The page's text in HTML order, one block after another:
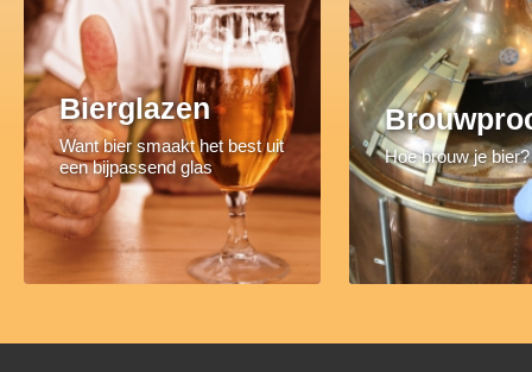
Bierglazen
Want bier smaakt het best uit
een bijpassend glas
Hoe brouw je bier?